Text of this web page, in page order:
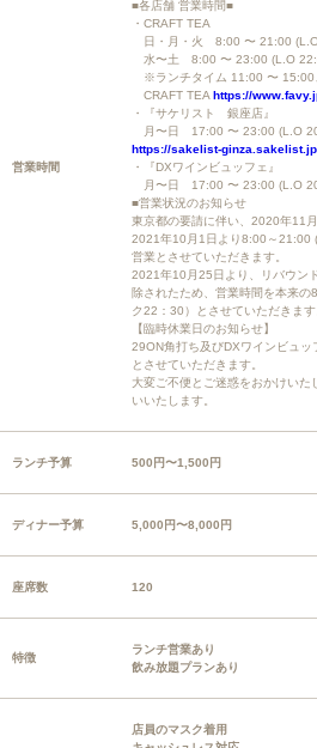
営業時間
■各店舗 営業時間■
・CRAFT TEA
日・月・火 8:00 〜 21:00
水〜土 8:00 〜 23:00 (L.O
※ランチタイム 11:00 〜 15:00
CRAFT TEA https://
・『サケリスト 銀座店』
月〜日 17:00 〜 23:00 (L.O
https://sakelist-
・『DXワインビュッフェ』
月〜日 17:00 〜 23:00 (L.O
■営業状況のお知らせ
東京都の要請に伴い、2020年11
2021年10月1日より8:00～21:00
営業とさせていただきます。
2021年10月25日より、リバウン
除されたため、営業時間を本来
ク22：30）とさせていただきます
【臨時休業日のお知らせ】
29ON角打ち及びDXワインビュッ
とさせていただきます。
大変ご不便とご迷惑をおかけい
いいたします。
ランチ予算 500円〜1,500円
ディナー予算 5,000円〜8,000円
座席数 120
特徴
ランチ営業あり
飲み放題プランあり
店員のマスク着用